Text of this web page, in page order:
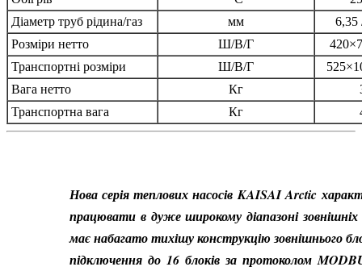
Діаметр труб рідина/газ
мм
6,35
Розміри нетто
Ш/В/Г
Транспортні розміри
Ш/В/Г
Вага нетто
Кг
Транспортна вага
Кг
Нова серія теплових насосів KAISAI Arctic
працювати в дуже широкому діапазоні
має набагато тихішу конструкцію зовнішнього
підключення до 16 блоків за протоколом